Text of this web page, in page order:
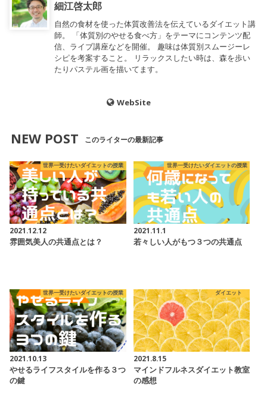
細江啓太郎
自然の食材を使った体質改善法を伝えているダイエット講
師。 「体質別のやせる食べ方」をテーマにコンテンツ配
信、ライブ講座などを開催。 趣味は体質別スムージーレ
シピを考案すること。 リラックスしたい時は、森を歩い
たりパステル画を描いてます。
WebSite
NEW POST このライターの最新記事
世界一受けたいダイエットの授業
2021.12.12
雰囲気美人の共通点とは？
世界一受けたいダイエットの授業
2021.11.1
若々しい人がもつ３つの共通点
世界一受けたいダイエットの授業
2021.10.13
やせるライフスタイルを作る３つ
の鍵
ダイエット
2021.8.15
マインドフルネスダイエット教室
の感想